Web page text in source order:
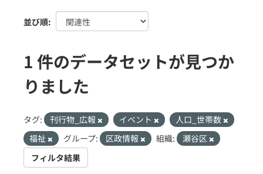
並び順
1 件のデータセットが見つか
りました
タグ: 刊行物_広報 イベント
人口_世帯数
福祉
グループ: 区政情報 組織:
瀬谷区
フィルタ結果